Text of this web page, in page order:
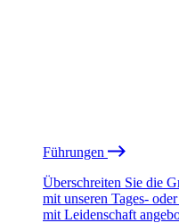
Führungen
Überschreiten Sie die
mit unseren Tages-
mit Leidenschaft